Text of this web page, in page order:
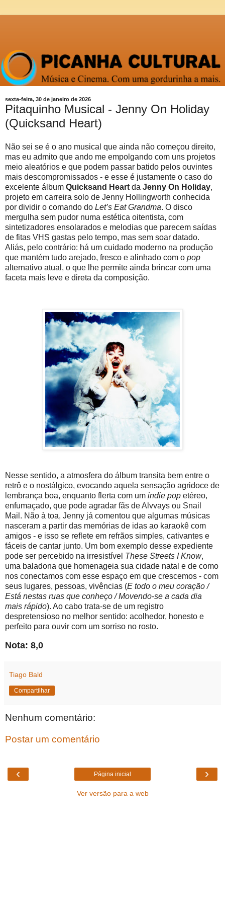
sexta-feira, 30 de janeiro de 2026
Pitaquinho Musical - Jenny On Holiday
(Quicksand Heart)
Não sei se é o ano musical que ainda não começou direito,
mas eu admito que ando me empolgando com uns projetos
meio aleatórios e que podem passar batido pelos ouvintes
mais descompromissados - e esse é justamente o caso do
excelente álbum Quicksand Heart da Jenny On Holiday,
projeto em carreira solo de Jenny Hollingworth conhecida
por dividir o comando do Let’s Eat Grandma. O disco
mergulha sem pudor numa estética oitentista, com
sintetizadores ensolarados e melodias que parecem saídas
de fitas VHS gastas pelo tempo, mas sem soar datado.
Aliás, pelo contrário: há um cuidado moderno na produção
que mantém tudo arejado, fresco e alinhado com o pop
alternativo atual, o que lhe permite ainda brincar com uma
faceta mais leve e direta da composição.
Nesse sentido, a atmosfera do álbum transita bem entre o
retrô e o nostálgico, evocando aquela sensação agridoce de
lembrança boa, enquanto flerta com um indie pop etéreo,
enfumaçado, que pode agradar fãs de Alvvays ou Snail
Mail. Não à toa, Jenny já comentou que algumas músicas
nasceram a partir das memórias de idas ao karaokê com
amigos - e isso se reflete em refrãos simples, cativantes e
fáceis de cantar junto. Um bom exemplo desse expediente
pode ser percebido na irresistível These Streets I Know,
uma baladona que homenageia sua cidade natal e de como
nos conectamos com esse espaço em que crescemos - com
seus lugares, pessoas, vivências (E todo o meu coração /
Está nestas ruas que conheço / Movendo-se a cada dia
mais rápido). Ao cabo trata-se de um registro
despretensioso no melhor sentido: acolhedor, honesto e
perfeito para ouvir com um sorriso no rosto.
Nota: 8,0
Tiago Bald
Compartilhar
Nenhum comentário:
Postar um comentário
‹ ›
Página inicial
Ver versão para a web